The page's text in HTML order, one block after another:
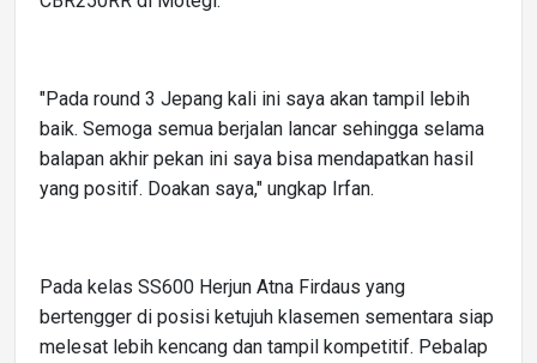
"Pada round 3 Jepang kali ini saya akan tampil lebih
baik. Semoga semua berjalan lancar sehingga selama
balapan akhir pekan ini saya bisa mendapatkan hasil
yang positif. Doakan saya," ungkap Irfan.
Pada kelas SS600 Herjun Atna Firdaus yang
bertengger di posisi ketujuh klasemen sementara siap
melesat lebih kencang dan tampil kompetitif. Pebalap